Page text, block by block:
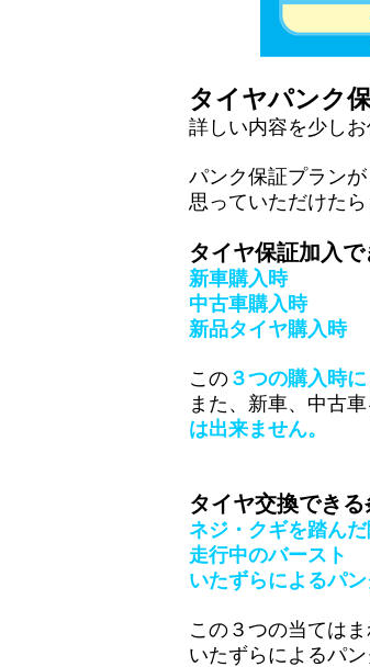
タイヤパンク
詳しい内容を少し
パンク保証プランが
思っていただけたら
タイヤ保証加入で
新車購入時
中古車購入時
新品タイヤ購入時
この ３つの購入時
また、新車、中古車
は出来ません。
タイヤ交換できる
ネジ・クギを踏ん
走行中のバースト
いたずらによるパン
この３つの当ては
いたずらによるパ